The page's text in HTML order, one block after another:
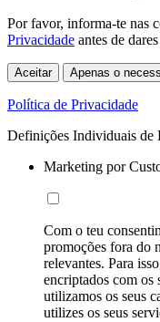
Por favor, informa-te nas
Privacidade antes de
Aceitar Apenas o
Política de Privacidade
Definições Individuais de
Marketing por
Com o teu
promoções fora do
relevantes. Para
encriptados com os
utilizamos os seus
utilizes os seus